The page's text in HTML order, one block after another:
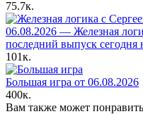
75.7к.
06.08.2026 — Железная
последний выпуск
101к.
Большая игра от 06.08.2026
400к.
Вам также может